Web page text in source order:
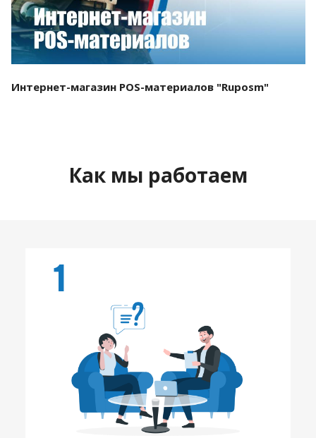
Интернет-магазин POS-материалов "Ruposm"
Как мы работаем
1